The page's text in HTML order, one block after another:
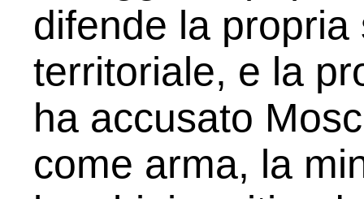
difende la
territoriale, e la
ha accusato
come arma, la